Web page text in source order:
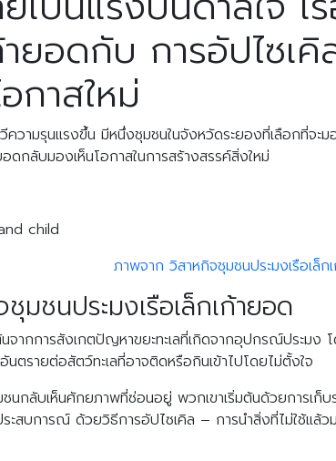
ายอดกับ การอัปไซ
กาสใหม่
วามรุนแรงขึ้น มีหนึ่งชุมชนในจังหวัดระยองที่เลือกที่จ
ดกลับมองเห็นโอกาสในการสร้างสรรค์สิ่งใหม่
ภาพจาก วิสาหกิจชุมชนประมงเรือเล็ก
มชนประมงเรือเล็กเก้ายอด
จากการสังเกตปัญหาขยะทะเลที่เกิดจากอุปกรณ์ประมง
ตรายต่อสัตว์ทะเลที่อาจติดหรือกินเข้าไปโดยไม่ตั้งใจ
นกลับเห็นศักยภาพที่ซ่อนอยู่ พวกเขาเริ่มต้นด้วยการเก็
ะสบการณ์ ด้วยวิธีการอัปไซเคิล – การนำสิ่งที่ไม่ใช้แล้ว